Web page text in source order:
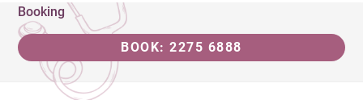
Booking
BOOK: 2275 6888